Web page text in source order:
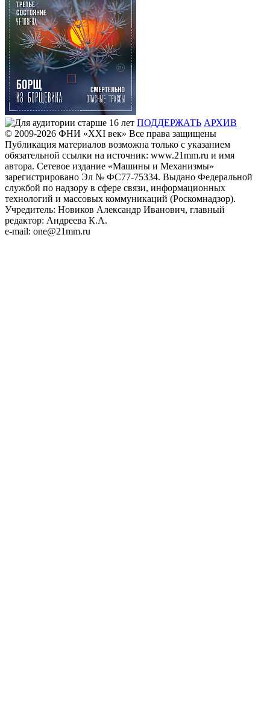
ПОДДЕРЖАТЬ АРХИВ
© 2009-2026 ФHИ «XXI век» Все права защищены
Публикация материалов возможна только с указанием
обязательной ссылки на источник: www.21mm.ru и имя
автора. Сетевое издание «Машины и Механизмы»
зарегистрировано Эл № ФС77-75334. Выдано Федеральной
службой по надзору в сфере связи, информационных
технологий и массовых коммуникаций (Роскомнадзор).
Учредитель: Новиков Александр Иванович, главный
редактор: Андреева К.А.
e-mail: one@21mm.ru